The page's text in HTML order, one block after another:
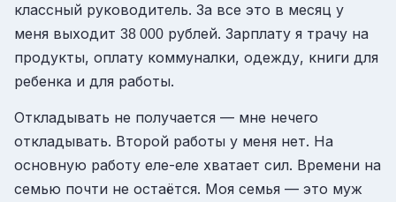
классный руководитель. За все это в месяц у
меня выходит 38 000 рублей. Зарплату я трачу на
продукты, оплату коммуналки, одежду, книги для
ребенка и для работы.
Откладывать не получается — мне нечего
откладывать. Второй работы у меня нет. На
основную работу еле-еле хватает сил. Времени на
семью почти не остаётся. Моя семья — это муж